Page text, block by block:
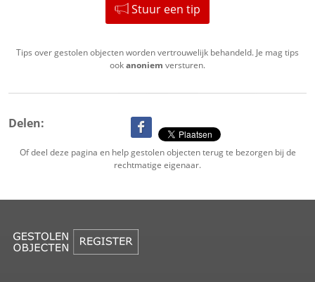
Stuur een tip
Tips over gestolen objecten worden vertrouwelijk behandeld. Je mag tips
ookanoniem versturen.
Delen:
Of deel deze pagina en help gestolen objecten terug te bezorgen bij de
rechtmatige eigenaar.